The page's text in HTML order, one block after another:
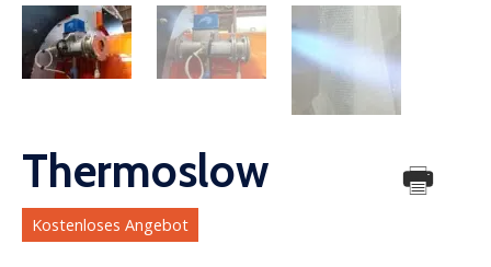
Thermoslow
Kostenloses Angebot